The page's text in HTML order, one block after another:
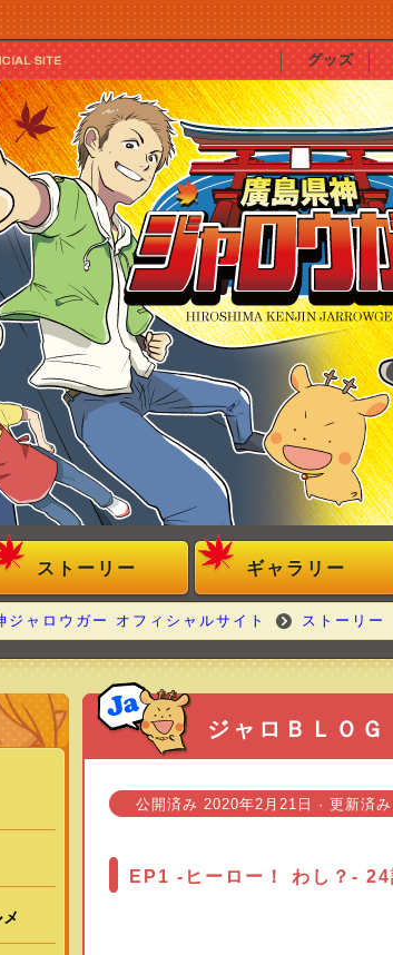
グッズ
ストーリー ギャラリー
ジャロウガー オフィシャルサイト ストーリー
ジャロＢＬＯＧ
公開済み 2020年2月21日 · 更新済み
EP1 -ヒーロー！ わし？- 24